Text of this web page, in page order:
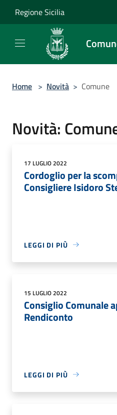
Regione Sicilia
Home > Novità > Comune
Novità:
17 LUGLIO 2022
Cordoglio per la
Consigliere Isidoro
LEGGI DI PIÙ
15 LUGLIO 2022
Consiglio Comunale
Rendiconto
LEGGI DI PIÙ